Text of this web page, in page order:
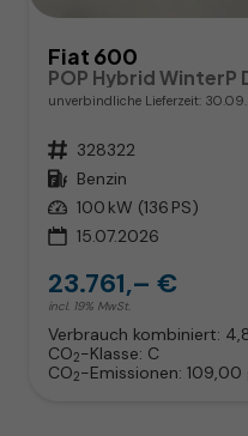
Fiat 600
POP Hybrid WinterP
unverbindliche Lieferzeit:
Fahrzeugnr. 328322
Kraftstoff Benzin
Leistung 100 kW (136 PS)
15.07.2026
23.761,– €
incl. 19% MwSt.
Verbrauch kombiniert:
CO2-Klasse: C
CO2-Emissionen: 109,00